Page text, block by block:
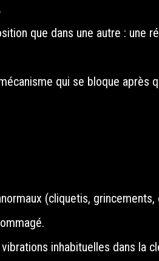
que dans une autre : une
qui se bloque après
(cliquetis,
inhabituelles dans la